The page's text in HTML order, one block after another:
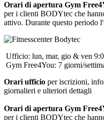
Orari di apertura Gym
per i clienti BODYtec che
attivo. Durante questo periodo
Ufficio: lun, mar, gio & ven
Gym Free4You: 7 giorni/
Orari ufficio per iscrizioni,
giornalieri e ulteriori dettagli
Orari di apertura Gym
per i clienti BODYtec che